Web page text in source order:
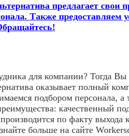
предлагает свои
Также предоставляем
для компании? Тогда Вы
оказывает полный
подбором персонала, а
качественный
по факту выхода
больше на сайте